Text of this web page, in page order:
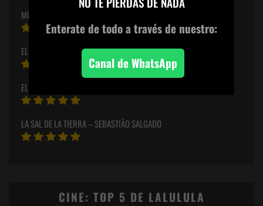
MUSEO COCONUT «LLAMAS, FUEGO, FIRE»
EL CUARTO DE LOS COLORES
EL ARTE DEL CRIMEN T8-E02
LA SAL DE LA TIERRA – SEBASTIÃO SALGADO
CINE: TOP 5 DE LALULULA
Enterate de todoa través de nuestro:
Canal de WhatsApp